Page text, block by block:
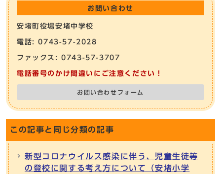
お問い合わせ
安堵町役場安堵中学校
電話: 0743-57-2028
ファックス: 0743-57-3707
電話番号のかけ間違いにご注意ください！
お問い合わせフォーム
この記事と同じ分類の記事
新型コロナウイルス感染に伴う、児童生徒等
の登校に関する考え方について（安堵小学